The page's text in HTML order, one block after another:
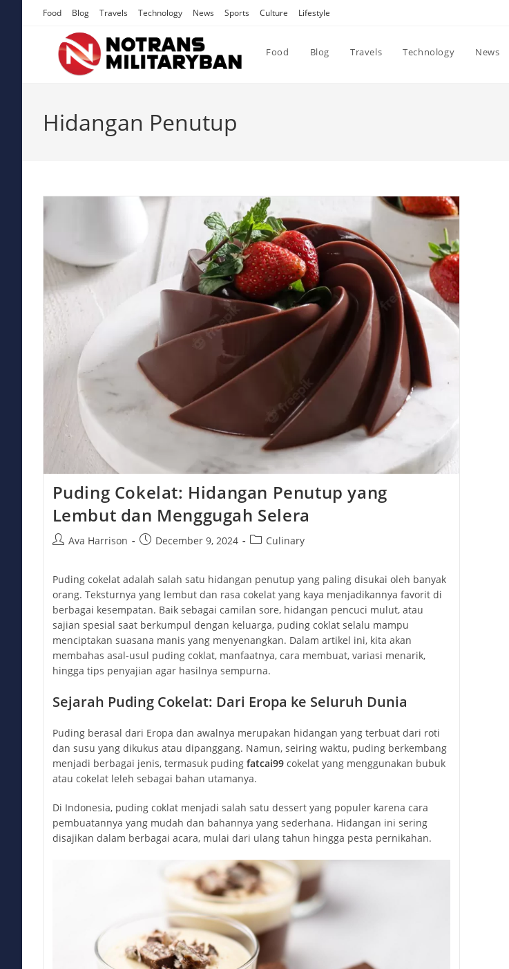
Food Blog Travels Technology News Sports Culture Lifestyle
Food Blog Travels Technology News
Hidangan Penutup
Puding Cokelat: Hidangan Penutup yang
Lembut dan Menggugah Selera
PostAva Harrison
PostDecember 9, 2024
PostCulinary
Puding cokelat adalah salah satu hidangan penutup yang paling disukai oleh banyak
orang. Teksturnya yang lembut dan rasa cokelat yang kaya menjadikannya favorit di
berbagai kesempatan. Baik sebagai camilan sore, hidangan pencuci mulut, atau
sajian spesial saat berkumpul dengan keluarga, puding coklat selalu mampu
menciptakan suasana manis yang menyenangkan. Dalam artikel ini, kita akan
membahas asal-usul puding coklat, manfaatnya, cara membuat, variasi menarik,
hingga tips penyajian agar hasilnya sempurna.
Sejarah Puding Cokelat: Dari Eropa ke Seluruh Dunia
Puding berasal dari Eropa dan awalnya merupakan hidangan yang terbuat dari roti
dan susu yang dikukus atau dipanggang. Namun, seiring waktu, puding berkembang
menjadi berbagai jenis, termasuk puding fatcai99 cokelat yang menggunakan bubuk
atau cokelat leleh sebagai bahan utamanya.
Di Indonesia, puding coklat menjadi salah satu dessert yang populer karena cara
pembuatannya yang mudah dan bahannya yang sederhana. Hidangan ini sering
disajikan dalam berbagai acara, mulai dari ulang tahun hingga pesta pernikahan.